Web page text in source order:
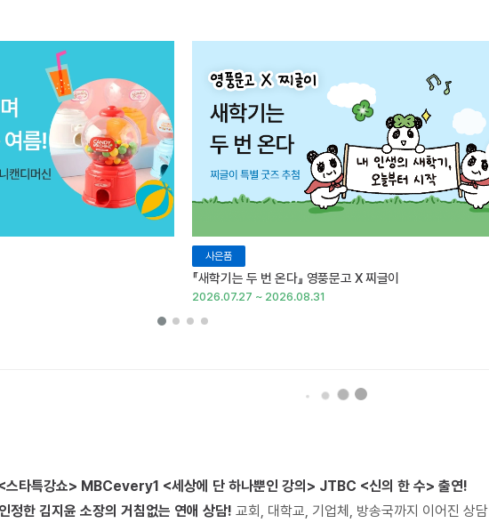
사은품
『새학기는 두 번 온다』 영풍문고 X 찌글이
2026.07.27 ~ 2026.08.31
타특강쇼> MBCevery1 <세상에 단 하나뿐인 강의> JTBC <신의 한 수> 출연!
정한 김지윤 소장의 거침없는 연애 상담! 교회, 대학교, 기업체, 방송국까지 이어진 상담